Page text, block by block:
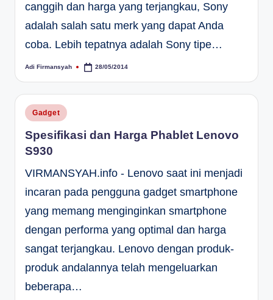
canggih dan harga yang terjangkau, Sony
adalah salah satu merk yang dapat Anda
coba. Lebih tepatnya adalah Sony tipe…
Posted
Adi Firmansyah 28/05/2014
Posted
in
Gadget
Spesifikasi dan Harga Phablet Lenovo
S930
VIRMANSYAH.info - Lenovo saat ini menjadi
incaran pada pengguna gadget smartphone
yang memang menginginkan smartphone
dengan performa yang optimal dan harga
sangat terjangkau. Lenovo dengan produk-
produk andalannya telah mengeluarkan
beberapa…